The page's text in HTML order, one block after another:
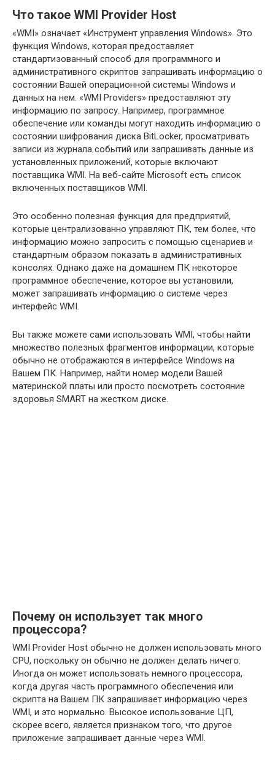
Что такое WMI Provider Host
«WMI» означает «Инструмент управления Windows». Это
функция Windows, которая предоставляет
стандартизованный способ для программного и
административного скриптов запрашивать информацию о
состоянии Вашей операционной системы Windows и
данных на нем. «WMI Providers» предоставляют эту
информацию по запросу. Например, программное
обеспечение или команды могут находить информацию о
состоянии шифрования диска BitLocker, просматривать
записи из журнала событий или запрашивать данные из
установленных приложений, которые включают
поставщика WMI. На веб-сайте Microsoft есть список
включенных поставщиков WMI.
Это особенно полезная функция для предприятий,
которые централизованно управляют ПК, тем более, что
информацию можно запросить с помощью сценариев и
стандартным образом показать в административных
консолях. Однако даже на домашнем ПК некоторое
программное обеспечение, которое вы установили,
может запрашивать информацию о системе через
интерфейс WMI.
Вы также можете сами использовать WMI, чтобы найти
множество полезных фрагментов информации, которые
обычно не отображаются в интерфейсе Windows на
Вашем ПК. Например, найти номер модели Вашей
материнской платы или просто посмотреть состояние
здоровья SMART на жестком диске.
Почему он использует так много
процессора?
WMI Provider Host обычно не должен использовать много
CPU, поскольку он обычно не должен делать ничего.
Иногда он может использовать немного процессора,
когда другая часть программного обеспечения или
скрипта на Вашем ПК запрашивает информацию через
WMI, и это нормально. Высокое использование ЦП,
скорее всего, является признаком того, что другое
приложение запрашивает данные через WMI.